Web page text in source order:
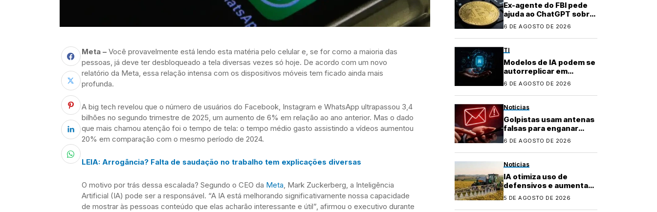
Meta – Você provavelmente está lendo esta matéria pelo celular e, se for como a maioria das
pessoas, já deve ter desbloqueado a tela diversas vezes só hoje. De acordo com um novo
relatório da Meta, essa relação intensa com os dispositivos móveis tem ficado ainda mais
profunda.
A big tech revelou que o número de usuários do Facebook, Instagram e WhatsApp ultrapassou 3,4
bilhões no segundo trimestre de 2025, um aumento de 6% em relação ao ano anterior. Mas o dado
que mais chamou atenção foi o tempo de tela: o tempo médio gasto assistindo a vídeos aumentou
20% em comparação com o mesmo período de 2024.
LEIA: Arrogância? Falta de saudação no trabalho tem explicações diversas
O motivo por trás dessa escalada? Segundo o CEO da Meta, Mark Zuckerberg, a Inteligência
Artificial (IA) pode ser a responsável. “A IA está melhorando significativamente nossa capacidade
de mostrar às pessoas conteúdo que elas acharão interessante e útil”, afirmou o executivo durante
Ex-agente do FBI pede
ajuda ao ChatGPT sobre
como investir dinheiro
6 DE AGOSTO DE 2026
TI
Modelos de IA podem se
autorreplicar em
ambientes conectados,
6 DE AGOSTO DE 2026
Notícias
Golpistas usam antenas
falsas para enganar
celulares e enviar
fraudulentas
6 DE AGOSTO DE 2026
Notícias
IA otimiza uso de
defensivos e aumenta
precisão no
5 DE AGOSTO DE 2026